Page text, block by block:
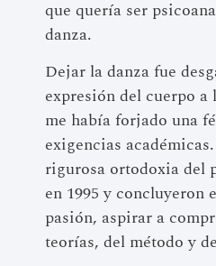
que quería ser
danza.
Dejar la danza fue
expresión del cuerpo
me había forjado una
exigencias
rigurosa ortodoxia del
en 1995 y concluyeron
pasión, aspirar a
teorías, del método y